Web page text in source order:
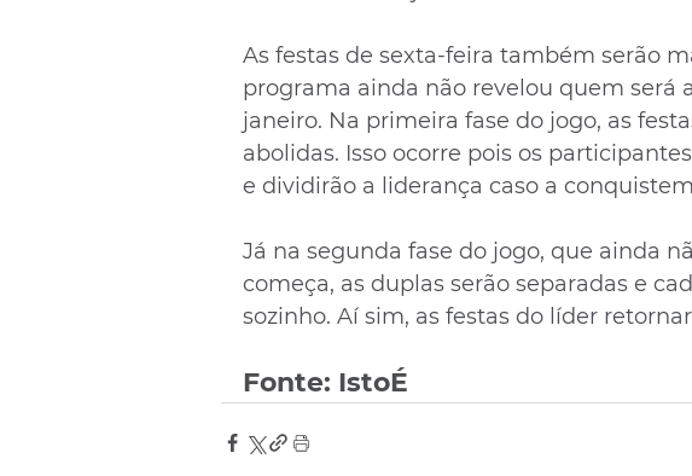
As festas de sexta-feira também serão
programa ainda não revelou quem será
janeiro. Na primeira fase do jogo, as
abolidas. Isso ocorre pois os
e dividirão a liderança caso a
Já na segunda fase do jogo, que ainda
começa, as duplas serão separadas e
sozinho. Aí sim, as festas do líder
Fonte: IstoÉ